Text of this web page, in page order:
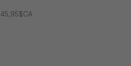
45,95$CA